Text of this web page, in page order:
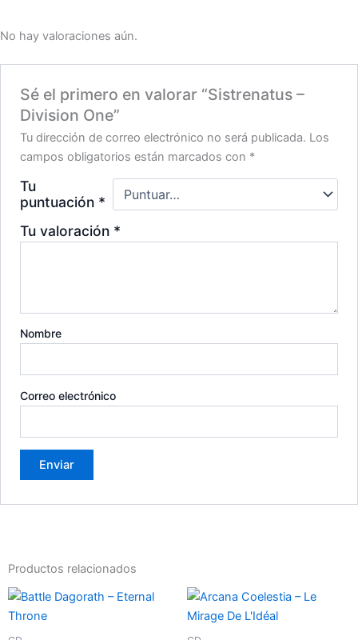
No hay valoraciones aún.
Sé el primero en valorar “Sistrenatus –
Division One”
Tu dirección de correo electrónico no será publicada. Los
campos obligatorios están marcados con *
Tu
puntuación *
Tu valoración *
Nombre
Correo electrónico
Productos relacionados